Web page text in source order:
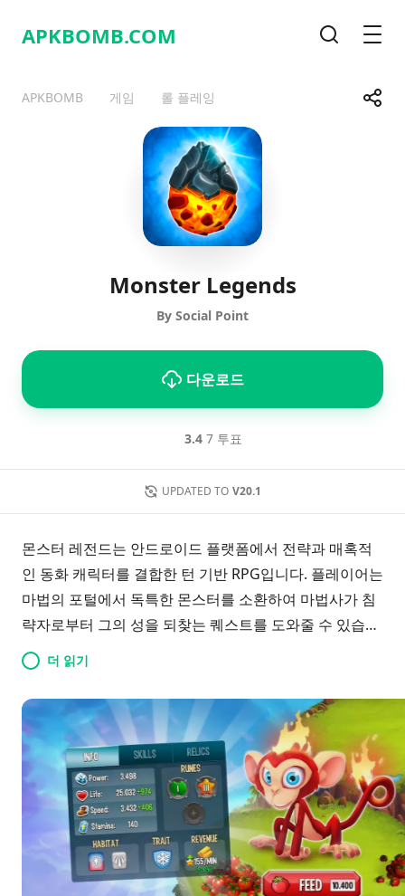
APKBOMB.COM
APKBOMB 게임 롤 플레잉 공유
TelegramFacebook
Monster Legends
By Social Point
다운로드
3.4 7 투표
UPDATED TO V20.1
몬스터 레전드는 안드로이드 플랫폼에서 전략과 매혹적
인 동화 캐릭터를 결합한 턴 기반 RPG입니다. 플레이어는
마법의 포털에서 독특한 몬스터를 소환하여 마법사가 침
략자로부터 그의 성을 되찾는 퀘스트를 도와줄 수 있습니
다. 이 게임은 카드 기반 메커니즘을 채택하여 플레이어가
각각 고유한 능력과 공격을 가진 전사 팀을 구성할 수 있
도록 합니다. 도전적인 전투를 진행하면서, 당신은 전략적
으로 몬스터를 배치하여 왕국을 해방하고 장애물을 극복
해야 합니다. 흥미로운 캐릭터들과 전술적 게임플레이가
가득한 서사적 모험을 시작하세요!
더 읽기